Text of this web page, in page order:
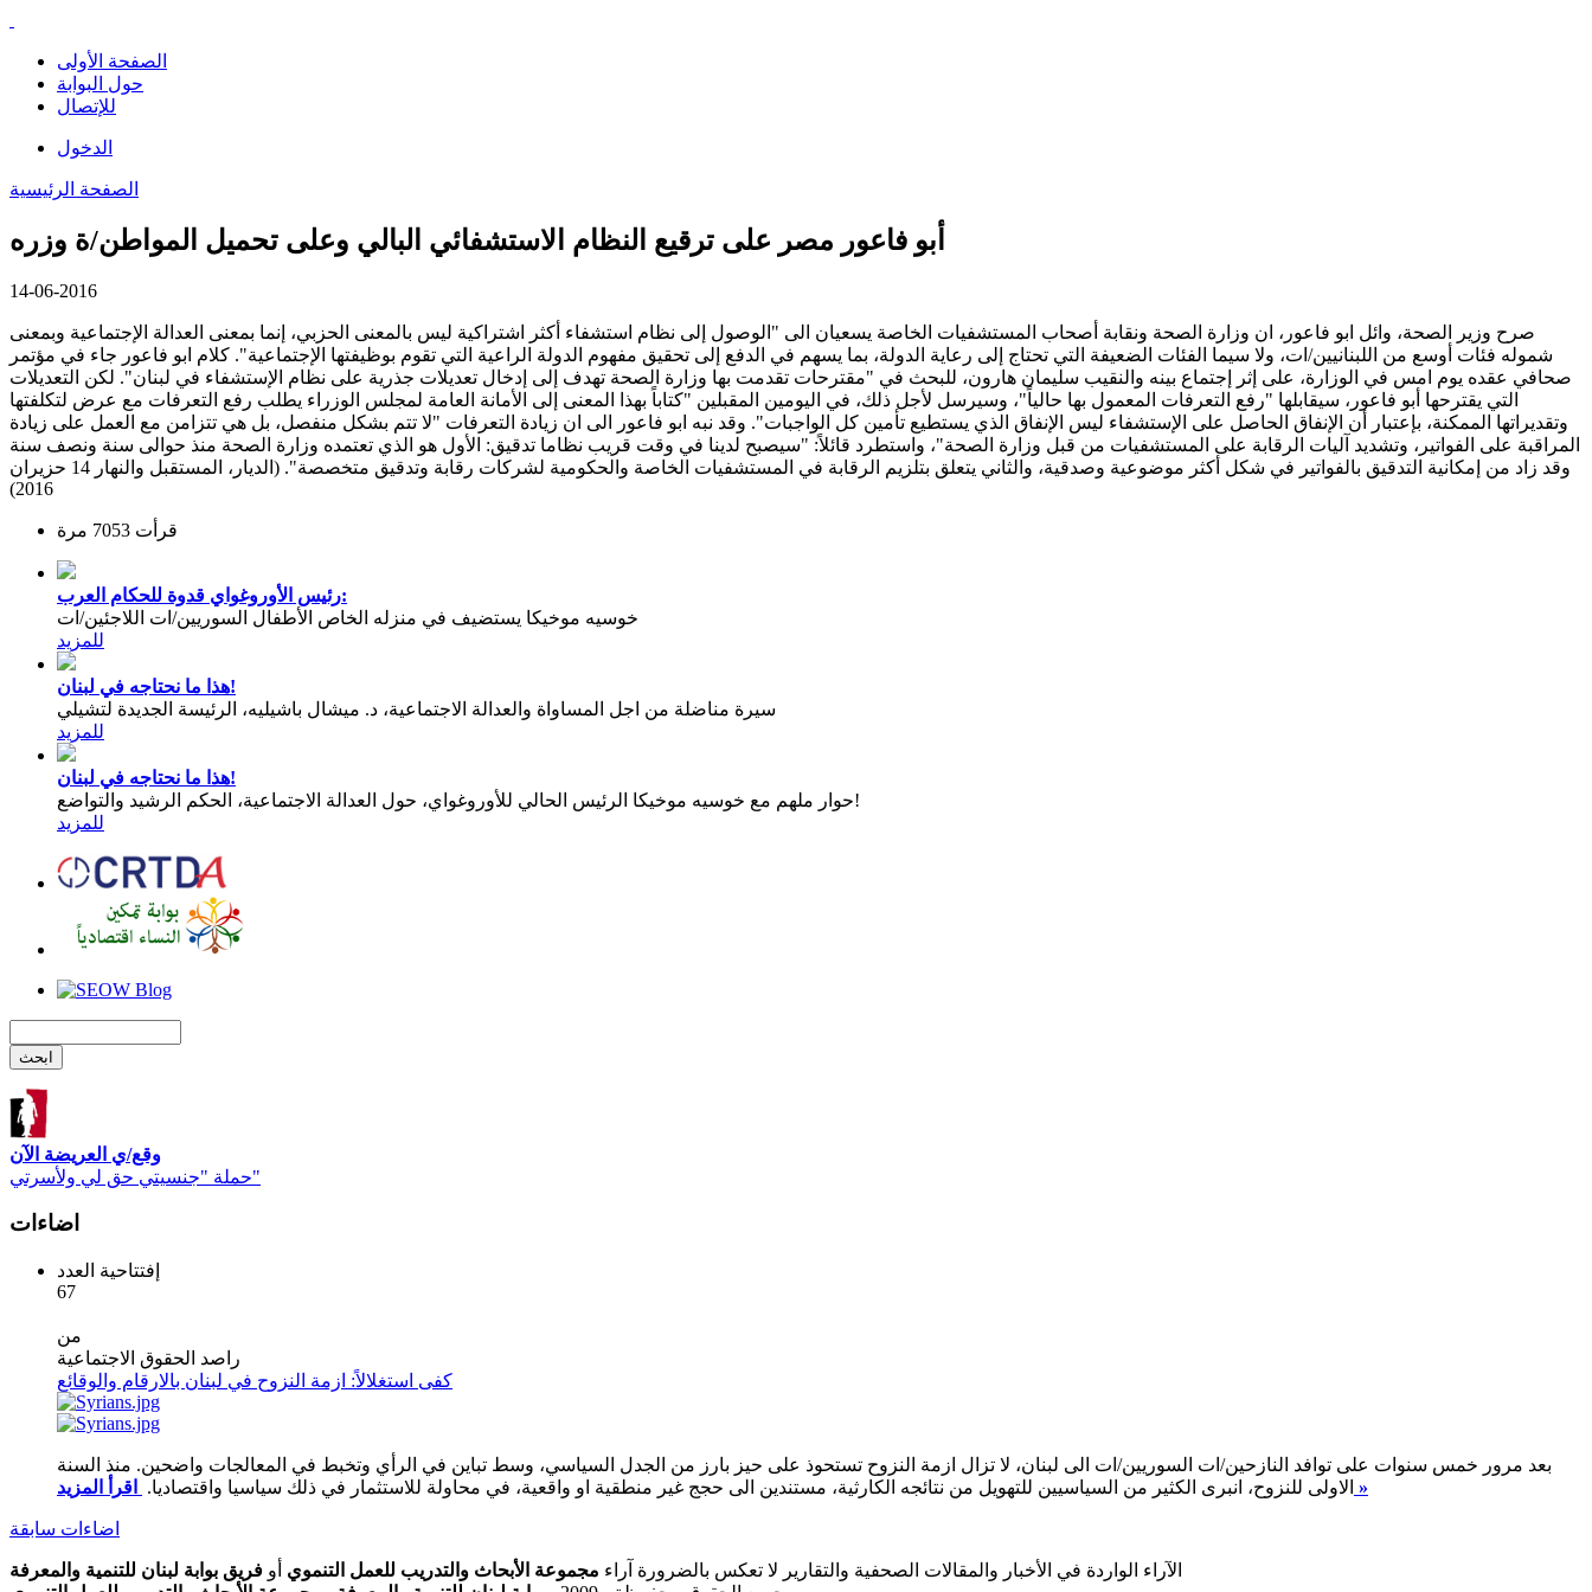
الصفحة الأولى
حول البوابة
للإتصال
الدخول
الصفحة الرئيسية
أبو فاعور مصر على ترقيع النظام الاستشفائي البالي وعلى تحميل المواطن/ة وزره
14-06-2016
صرح وزير الصحة، وائل ابو فاعور، ان وزارة الصحة ونقابة أصحاب المستشفيات الخاصة يسعيان الى "الوصول إلى نظام استشفاء أكثر اشتراكية ليس بالمعنى الحزبي، إنما بمعنى العدالة الإجتماعية وبمعنى
شموله فئات أوسع من اللبنانيين/ات، ولا سيما الفئات الضعيفة التي تحتاج إلى رعاية الدولة، بما يسهم في الدفع إلى تحقيق مفهوم الدولة الراعية التي تقوم بوظيفتها الإجتماعية". كلام ابو فاعور جاء في مؤتمر
صحافي عقده يوم امس في الوزارة، على إثر إجتماع بينه والنقيب سليمان هارون، للبحث في "مقترحات تقدمت بها وزارة الصحة تهدف إلى إدخال تعديلات جذرية على نظام الإستشفاء في لبنان". لكن التعديلات
التي يقترحها أبو فاعور، سيقابلها "رفع التعرفات المعمول بها حالياً"، وسيرسل لأجل ذلك، في اليومين المقبلين "كتاباً بهذا المعنى إلى الأمانة العامة لمجلس الوزراء يطلب رفع التعرفات مع عرض لتكلفتها
وتقديراتها الممكنة، بإعتبار أن الإنفاق الحاصل على الإستشفاء ليس الإنفاق الذي يستطيع تأمين كل الواجبات". وقد نبه ابو فاعور الى ان زيادة التعرفات "لا تتم بشكل منفصل، بل هي تتزامن مع العمل على زيادة
المراقبة على الفواتير، وتشديد آليات الرقابة على المستشفيات من قبل وزارة الصحة"، واستطرد قائلاً: "سيصبح لدينا في وقت قريب نظاما تدقيق: الأول هو الذي تعتمده وزارة الصحة منذ حوالى سنة ونصف سنة
وقد زاد من إمكانية التدقيق بالفواتير في شكل أكثر موضوعية وصدقية، والثاني يتعلق بتلزيم الرقابة في المستشفيات الخاصة والحكومية لشركات رقابة وتدقيق متخصصة". (الديار، المستقبل والنهار 14 حزيران
2016)
قرأت 7053 مرة
رئيس الأوروغواي قدوة للحكام العرب:
خوسيه موخيكا يستضيف في منزله الخاص الأطفال السوريين/ات اللاجئين/ات
للمزيد
هذا ما نحتاجه في لبنان!
سيرة مناضلة من اجل المساواة والعدالة الاجتماعية، د. ميشال باشيليه، الرئيسة الجديدة لتشيلي
للمزيد
هذا ما نحتاجه في لبنان!
حوار ملهم مع خوسيه موخيكا الرئيس الحالي للأوروغواي، حول العدالة الاجتماعية، الحكم الرشيد والتواضع!
للمزيد
وقع/ي العريضة الآن
حملة "جنسيتي حق لي ولأسرتي"
اضاءات
إفتتاحية العدد
67
من
راصد الحقوق الاجتماعية
كفى استغلالاً: ازمة النزوح في لبنان بالارقام والوقائع
بعد مرور خمس سنوات على توافد النازحين/ات السوريين/ات الى لبنان، لا تزال ازمة النزوح تستحوذ على حيز بارز من الجدل السياسي، وسط تباين في الرأي وتخبط في المعالجات واضحين. منذ السنة
الاولى للنزوح، انبرى الكثير من السياسيين للتهويل من نتائجه الكارثية، مستندين الى حجج غير منطقية او واقعية، في محاولة للاستثمار في ذلك سياسيا واقتصاديا. اقرأ المزيد »
اضاءات سابقة
الآراء الواردة في الأخبار والمقالات الصحفية والتقارير لا تعكس بالضرورة آراء مجموعة الأبحاث والتدريب للعمل التنموي أو فريق بوابة لبنان للتنمية والمعرفة